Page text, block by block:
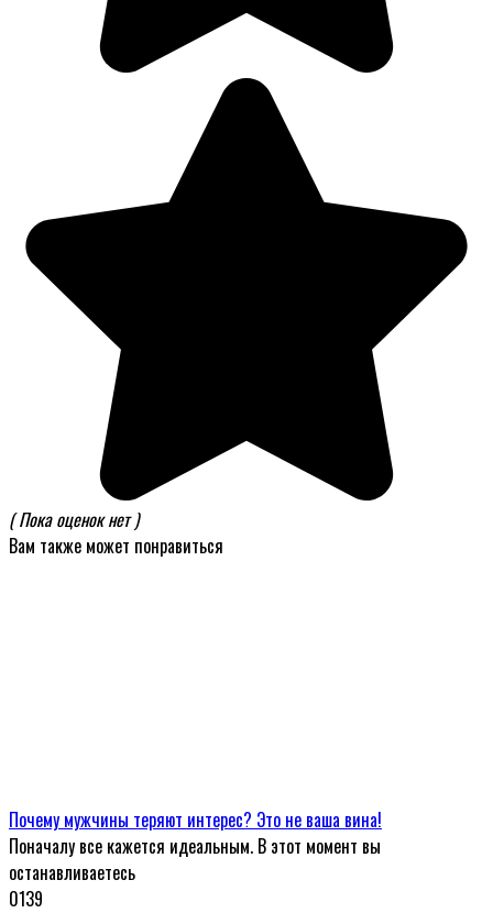
( Пока оценок нет )
Вам также может понравиться
Почему мужчины теряют интерес? Это не ваша вина!
Поначалу все кажется идеальным. В этот момент вы
останавливаетесь
0139